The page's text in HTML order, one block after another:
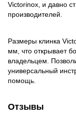
Victorinox, и давно
производителей.
Размеры клинка
мм, что открывает
владельцем.
универсальный
помощь.
Отзывы